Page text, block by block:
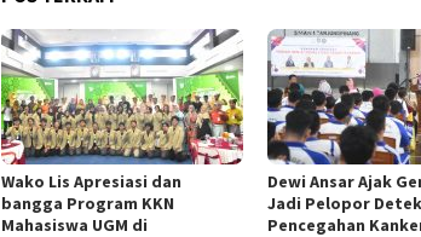
Wako Lis Apresiasi dan
bangga Program KKN
Mahasiswa UGM di
Dewi Ansar Ajak
Jadi Pelopor
Pencegahan